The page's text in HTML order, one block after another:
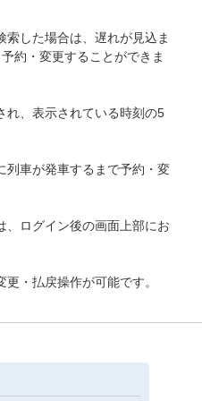
した場合は、遅れが見込ま
約・変更することができま
れ、表示されている時刻の5
列車が発車するまで予約・変
、ログイン後の画面上部にお
・払戻操作が可能です。